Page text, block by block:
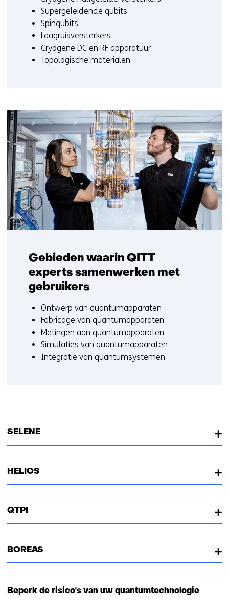
Supergeleidende qubits
Spinqubits
Laagruisversterkers
Cryogene DC en RF apparatuur
Topologische materialen
Gebieden waarin QITT
experts samenwerken met
gebruikers
Ontwerp van quantumapparaten
Fabricage van quantumapparaten
Metingen aan quantumapparaten
Simulaties van quantumapparaten
Integratie van quantumsystemen
SELENE
HELIOS
QTPI
BOREAS
Beperk de risico's van uw quantumtechnologie